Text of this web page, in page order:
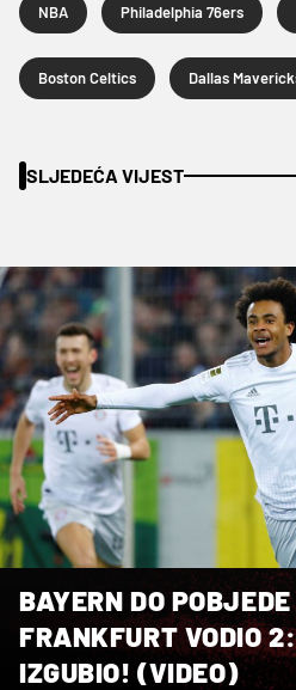
NBA Philadelphia 76ers
Boston Celtics Dallas
SLJEDEĆA VIJEST
BAYERN DO
FRANKFURT VODIO
IZGUBIO! (VIDEO)